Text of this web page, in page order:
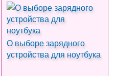
О выборе зарядного
устройства для ноутбука